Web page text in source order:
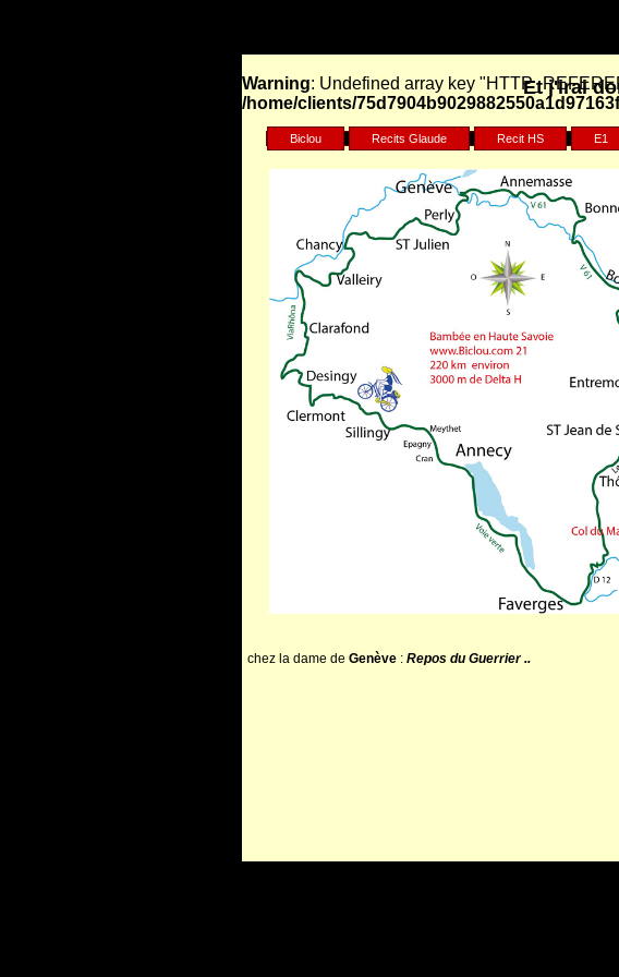
Warning: Undefined array key
/home/clients/
chez la dame de Genève : Repos du Guerrier ..
Biclou Recits Glaude Recit HS E1
Et j'irai